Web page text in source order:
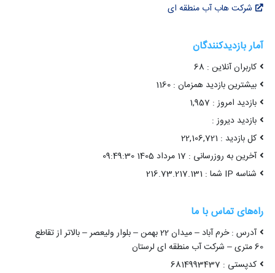
شرکت هاب آب منطقه ای
آمار بازدیدکنندگان
کاربران آنلاین : 68
بیشترین بازدید همزمان : 1160
بازدید امروز : 1,957
بازدید دیروز :
کل بازدید : 22,106,721
آخرین به روزرسانی : 17 مرداد 1405 09:49:30
شناسه IP شما : 216.73.217.131
راه‌های تماس با ما
آدرس : خرم آباد – میدان 22 بهمن – بلوار ولیعصر – بالاتر از تقاطع
60 متری – شرکت آب منطقه ای لرستان
کدپستی : 6814993437